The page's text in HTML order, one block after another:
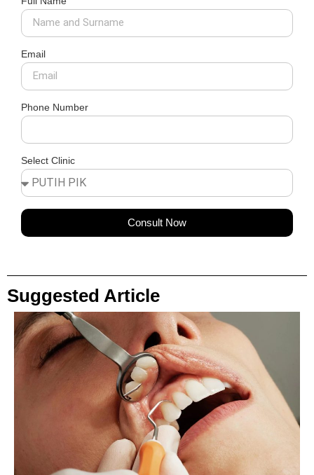
Email
Phone Number
Select Clinic
Consult Now
Suggested Article